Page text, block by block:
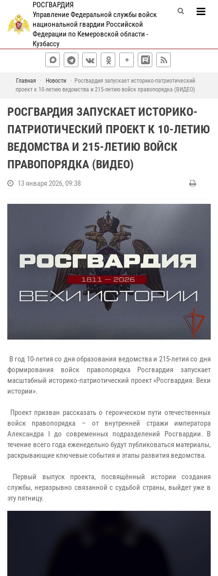
РОСГВАРДИЯ
Управление Федеральной службы войск
национальной гвардии Российской
Федерации по Кемеровской области -
Кузбассу
Главная Новости
Росгвардия запускает историко-патриотический
проект к 10-летию ведомства и 215-летию войск правопорядка (ВИДЕО)
РОСГВАРДИЯ ЗАПУСКАЕТ ИСТОРИКО-
ПАТРИОТИЧЕСКИЙ ПРОЕКТ К 10-ЛЕТИЮ
ВЕДОМСТВА И 215-ЛЕТИЮ ВОЙСК
ПРАВОПОРЯДКА (ВИДЕО)
13 января 2026, 09:38
В год 10-летия со дня образования ведомства и 215-летия со дня
формирования войск правопорядка Росгвардия запускает
масштабный историко-патриотический проект «Росгвардия. Вехи
истории».
Проект призван рассказать о героическом пути отечественных
войск правопорядка – от внутренней стражи императора
Александра I до современных подразделений Росгвардии. В
течение всего года еженедельно будут публиковаться материалы,
раскрывающие ключевые события и этапы развития ведомства.
Первый выпуск проекта, посвящённый истории создания
службы, неразрывно связанной с судьбой страны, выйдет уже в
эту пятницу.